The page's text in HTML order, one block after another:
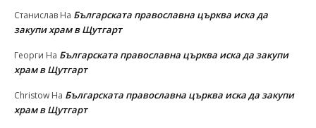
Станислав На Българската православна църква иска да
закупи храм в Щутгарт
Георги На Българската православна църква иска да закупи
храм в Щутгарт
Christow На Българската православна църква иска да закупи
храм в Щутгарт